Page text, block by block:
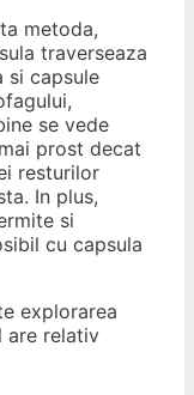
metoda,
traverseaza
si capsule
se vede
prost decat
resturilor
In plus,
si
cu capsula
explorarea
are relativ